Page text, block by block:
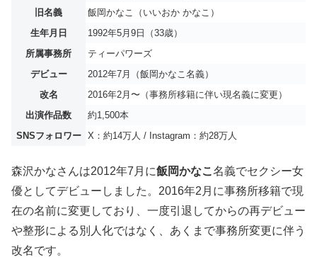
旧名義
飯岡かなこ（いいおか かなこ）
生年月日
1992年5月9日（33歳）
所属事務所
ティーパワーズ
デビュー
2012年7月（飯岡かなこ名義）
改名
2016年2月〜（事務所移籍に伴い現名義に変更）
出演作品数
約1,500本
SNSフォロワー
X：約14万人 / Instagram：約28万人
森沢かなさんは2012年7月に飯岡かなこ 名義でセクシー女
優としてデビューしました。2016年2月に事務所移籍で現
在の名前に変更しており、一度引退してからの再デビュー
や整形による別人化ではなく、あくまで事務所変更に伴う
改名です。